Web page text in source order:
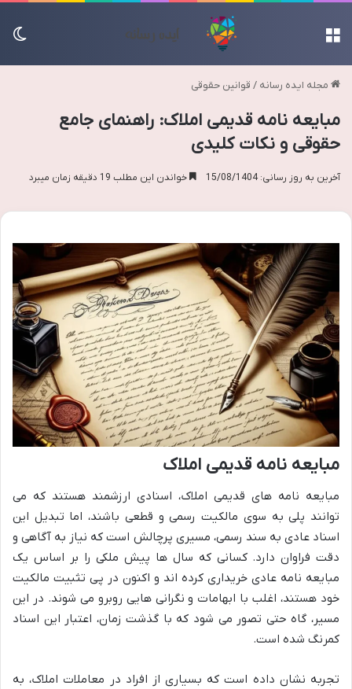
مجله ایده رسانه / قوانین حقوقی
مبایعه نامه قدیمی املاک: راهنمای جامع
حقوقی و نکات کلیدی
آخرین به روز رسانی: 15/08/1404 خواندن این مطلب 19 دقیقه زمان میبرد
مبایعه نامه قدیمی املاک
مبایعه نامه های قدیمی املاک، اسنادی ارزشمند هستند که می
توانند پلی به سوی مالکیت رسمی و قطعی باشند، اما تبدیل این
اسناد عادی به سند رسمی، مسیری پرچالش است که نیاز به آگاهی و
دقت فراوان دارد. کسانی که سال ها پیش ملکی را بر اساس یک
مبایعه نامه عادی خریداری کرده اند و اکنون در پی تثبیت مالکیت
خود هستند، اغلب با ابهامات و نگرانی هایی روبرو می شوند. در این
مسیر، گاه حتی تصور می شود که با گذشت زمان، اعتبار این اسناد
کمرنگ شده است.
تجربه نشان داده است که بسیاری از افراد در معاملات املاک، به